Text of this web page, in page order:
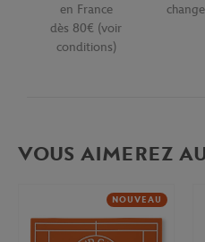
en France
dès 80€ (voir
conditions)
VOUS AIMEREZ
NOUVEAU